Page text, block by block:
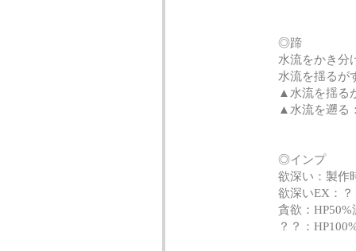
◎蹄
水流をかき分
水流を揺るが
▲水流を揺る
▲水流を遡る
◎インプ
欲深い：製作
欲深いEX：？
貪欲：
？？：